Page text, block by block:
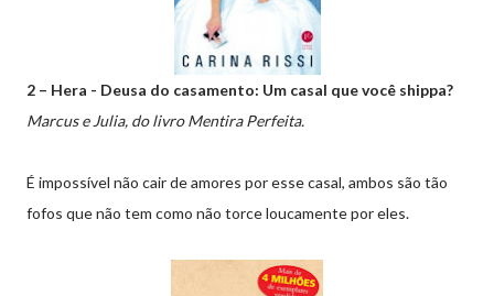
2 – Hera - Deusa do casamento: Um casal que você shippa?
Marcus e Julia, do livro Mentira Perfeita.
É impossível não cair de amores por esse casal, ambos são tão
fofos que não tem como não torce loucamente por eles.